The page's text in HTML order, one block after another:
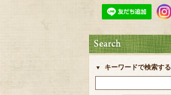
キーワードで検索する